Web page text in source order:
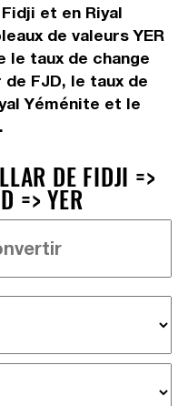
et en Riyal
de valeurs YER
le taux de change
FJD, le taux de
Yéménite et le
DE FIDJI =>
=> YER